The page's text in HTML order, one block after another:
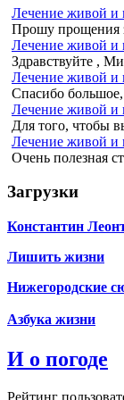
Лечение живой и
Прошу прощения
Лечение живой и
Здравствуйте ,
Лечение живой и
Спасибо
Лечение живой и
Для того, чтобы
Лечение живой и
Очень полезная
Загрузки
Константин
Лишить жизни
Нижегородские
Азбука жизни
И о погоде
Рейтинг